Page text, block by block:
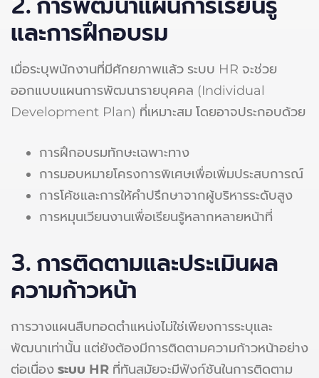
2. การพัฒนาแผนการเรียนรู้
และการฝึกอบรม
เมื่อระบุพนักงานที่มีศักยภาพแล้ว ระบบ HR จะช่วย
ออกแบบแผนการพัฒนารายบุคคล (Individual
Development Plan) ที่เหมาะสม โดยอาจประกอบด้วย
การฝึกอบรมทักษะเฉพาะทาง
การมอบหมายโครงการพิเศษเพื่อเพิ่มประสบการณ์
การโค้ชและการให้คำปรึกษาจากผู้บริหารระดับสูง
การหมุนเวียนงานเพื่อเรียนรู้หลากหลายหน้าที่
3. การติดตามและประเมินผล
ความก้าวหน้า
การวางแผนสืบทอดตำแหน่งไม่ใช่เพียงการระบุและ
พัฒนาเท่านั้น แต่ยังต้องมีการติดตามความก้าวหน้าอย่าง
ต่อเนื่อง ระบบ HR ที่ทันสมัยจะมีฟังก์ชันในการติดตาม